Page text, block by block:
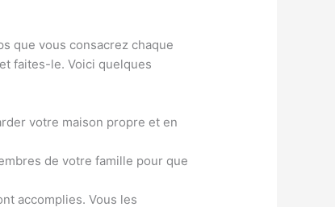
que vous consacrez chaque
faites-le. Voici quelques
votre maison propre et en
de votre famille pour que
accomplies. Vous les